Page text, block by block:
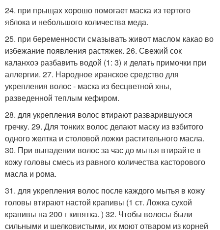
24. при прыщах хорошо помогает маска из тертого
яблока и небольшого количества меда.
25. при беременности смазывать живот маслом какао во
избежание появления растяжек. 26. Свежий сок
каланхоэ разбавить водой (1: 3) и делать примочки при
аллергии. 27. Народное иранское средство для
укрепления волос - маска из бесцветной хны,
разведенной теплым кефиром.
28. для укрепления волос втирают разварившуюся
гречку. 29. Для тонких волос делают маску из взбитого
одного желтка и столовой ложки растительного масла.
30. При выпадении волос за час до мытья втирайте в
кожу головы смесь из равного количества касторового
масла и рома.
31. для укрепления волос после каждого мытья в кожу
головы втирают настой крапивы (1 ст. Ложка сухой
крапивы на 200 г кипятка. ) 32. Чтобы волосы были
сильными и шелковистыми, их моют отваром из корней